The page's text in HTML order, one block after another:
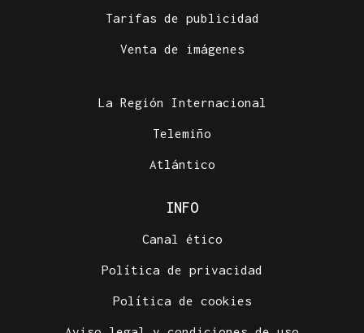
Tarifas de publicidad
Venta de imágenes
La Región Internacional
Telemiño
Atlántico
INFO
Canal ético
Política de privacidad
Política de cookies